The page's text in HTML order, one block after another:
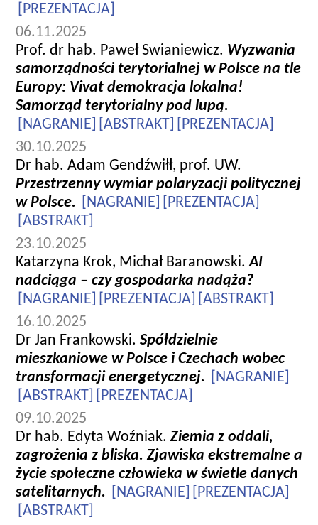
[PREZENTACJA]
06.11.2025
Prof. dr hab. Paweł Swianiewicz. Wyzwania
samorządności terytorialnej w Polsce na tle
Europy: Vivat demokracja lokalna!
Samorząd terytorialny pod lupą.
[NAGRANIE]
[ABSTRAKT]
[PREZENTACJA]
30.10.2025
Dr hab. Adam Gendźwiłł, prof. UW.
Przestrzenny wymiar polaryzacji politycznej
w Polsce.
[NAGRANIE]
[PREZENTACJA]
[ABSTRAKT]
23.10.2025
Katarzyna Krok, Michał Baranowski. AI
nadciąga – czy gospodarka nadąża?
[NAGRANIE]
[PREZENTACJA]
[ABSTRAKT]
16.10.2025
Dr Jan Frankowski. Spółdzielnie
mieszkaniowe w Polsce i Czechach wobec
transformacji energetycznej.
[NAGRANIE]
[ABSTRAKT]
[PREZENTACJA]
09.10.2025
Dr hab. Edyta Woźniak. Ziemia z oddali,
zagrożenia z bliska. Zjawiska ekstremalne a
życie społeczne człowieka w świetle danych
satelitarnych.
[NAGRANIE]
[PREZENTACJA]
[ABSTRAKT]